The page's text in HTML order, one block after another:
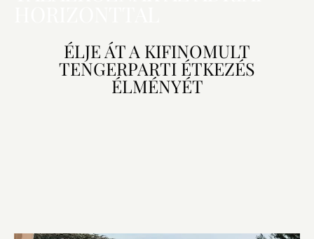
ÉLJE ÁT A KIFINOMULT
TENGERPARTI ÉTKEZÉS
ÉLMÉNYÉT